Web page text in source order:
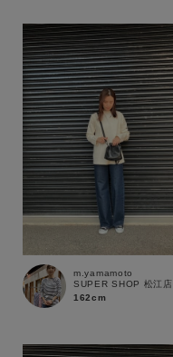
キーワード
m.yamamoto
SUPER SHOP 松江店
162cm